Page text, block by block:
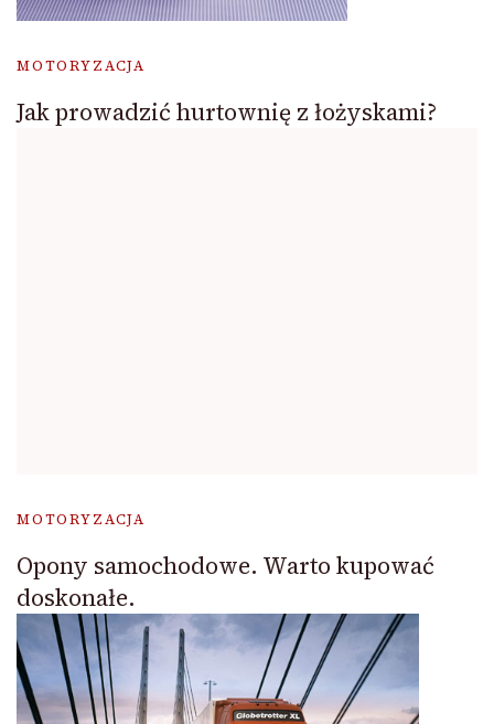
MOTORYZACJA
Jak prowadzić hurtownię z łożyskami?
MOTORYZACJA
Opony samochodowe. Warto kupować
doskonałe.